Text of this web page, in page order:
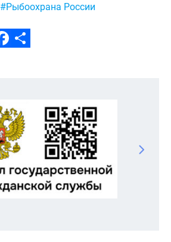
#Рыбоохрана России